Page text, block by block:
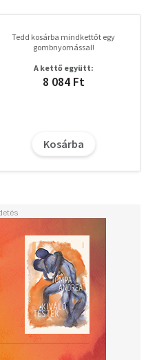
kell!
Tedd kosárba mindkettőt egy
gombnyomással!
A kettő együtt:
8 084 Ft
Kosárba